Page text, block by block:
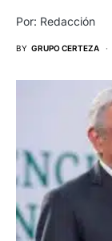
Por: Redacción
BY GRUPO CERTEZA